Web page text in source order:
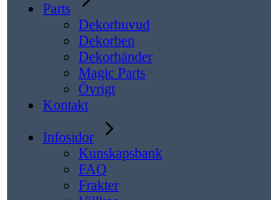
Parts
Dekorhuvud
Dekorben
Dekorhänder
Magic Parts
Övrigt
Kontakt
Infosidor
Kunskapsbank
FAQ
Frakter